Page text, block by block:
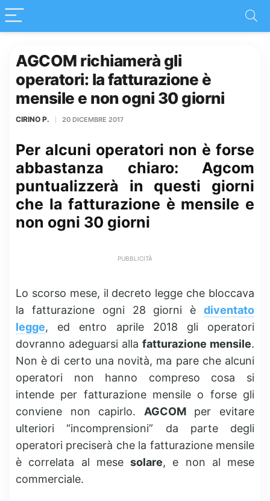
AGCOM richiamerà gli
operatori: la fatturazione è
mensile e non ogni 30 giorni
CIRINO P. 20 DICEMBRE 2017
Per alcuni operatori non è forse
abbastanza chiaro: Agcom
puntualizzerà in questi giorni
che la fatturazione è mensile e
non ogni 30 giorni
PUBBLICITÀ
Lo scorso mese, il decreto legge che bloccava
la fatturazione ogni 28 giorni è diventato
legge, ed entro aprile 2018 gli operatori
dovranno adeguarsi alla fatturazione mensile.
Non è di certo una novità, ma pare che alcuni
operatori non hanno compreso cosa si
intende per fatturazione mensile o forse gli
conviene non capirlo. AGCOMper evitare
ulteriori “incomprensioni” da parte degli
operatori preciserà che la fatturazione mensile
è correlata al mese solare, e non al mese
commerciale.